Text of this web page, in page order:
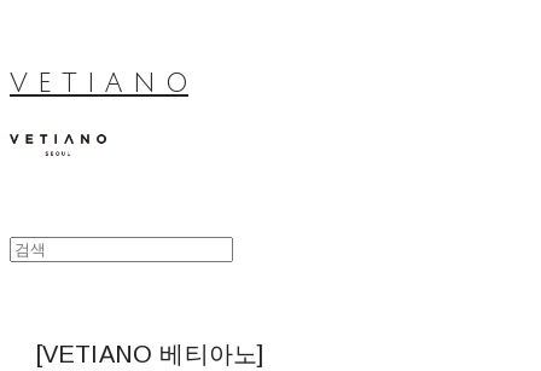
V E T I A N O
[VETIANO 베티아노]